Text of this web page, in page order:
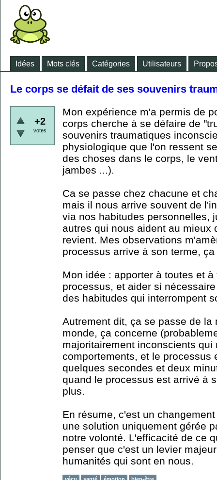
Idées Mots clés Catégories Utilisateurs
Le corps se défait de ses souvenirs
+2
votes
Mon expérience m'a permis de
corps cherche à se défaire de
souvenirs traumatiques
physiologique que l'on ressent
des choses dans le corps, le
jambes ...).
Ca se passe chez chacune et
mais il nous arrive souvent de
via nos habitudes personnelles,
autres qui nous aident au mieux
revient. Mes observations
processus arrive à son terme,
Mon idée : apporter à toutes et
processus, et aider si
des habitudes qui interrompent
Autrement dit, ça se passe de
monde, ça concerne
majoritairement inconscients
comportements, et le processus
quelques secondes et deux
quand le processus est arrivé à
plus.
En résume, c'est un
une solution uniquement gérée
notre volonté. L'efficacité de ce
penser que c'est un levier
humanités qui sont en nous.